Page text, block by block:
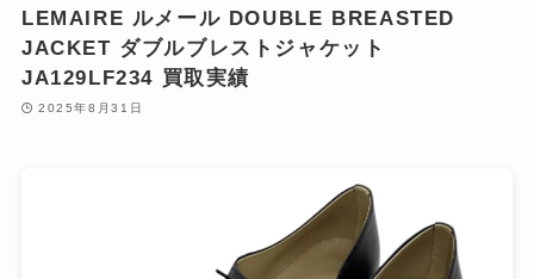
LEMAIRE ルメール DOUBLE BREASTED
JACKET ダブルブレストジャケット
JA129LF234 買取実績
2025年8月31日